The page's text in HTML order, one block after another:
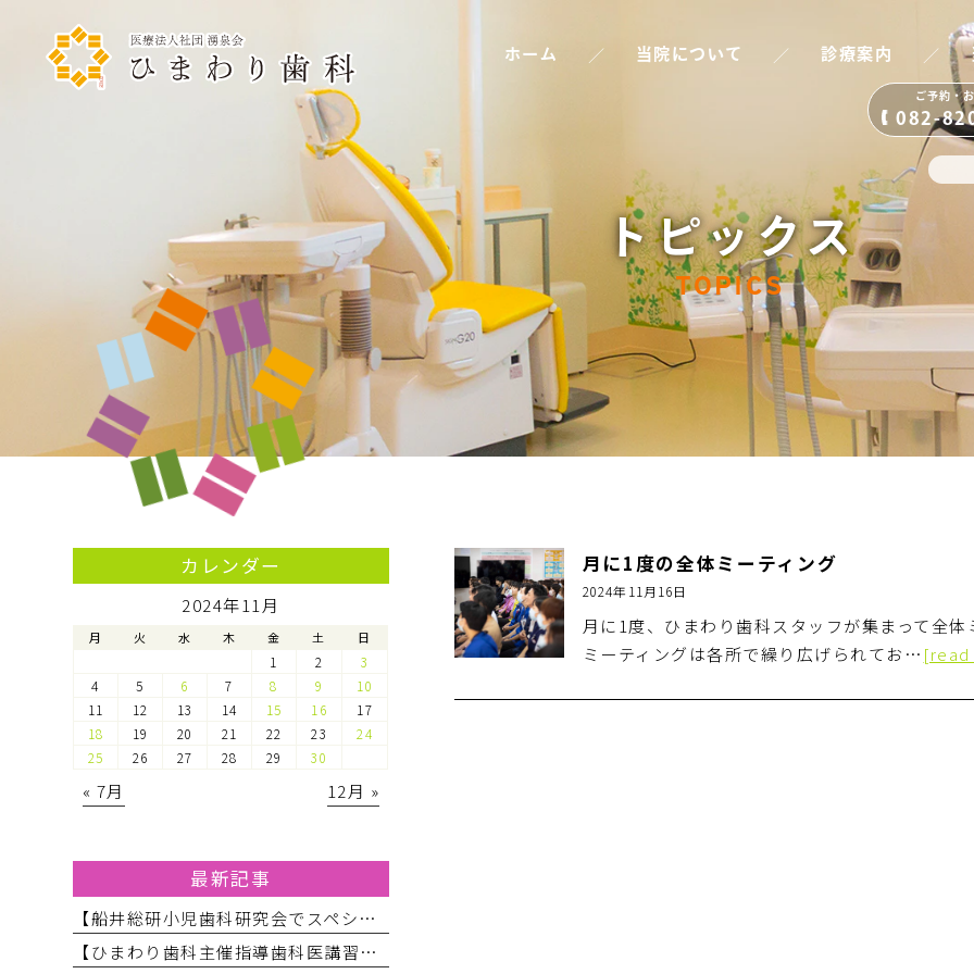
ホーム ／ 当院について ／ 診療案内 ／
ご予約・
082-
トピックス
TOPICS
月に1度の全体ミーティング
2024年11月16日
月に1度、ひまわり歯科スタッフが集まって全
ミーティングは各所で繰り広げられてお…
カレンダー
2024年11月
月 火 水 木 金 土 日
1 2
3
4
5 6 7 8 9
10
11
12 13 14 15 16
17
18
19 20 21 22 23
24
25
26 27 28 29 30
« 7月 12月 »
最新記事
【船井総研小児歯科研究会でスペシャルニーズ対応のお話をしてきました】
【ひまわり歯科主催指導歯科医講習会】